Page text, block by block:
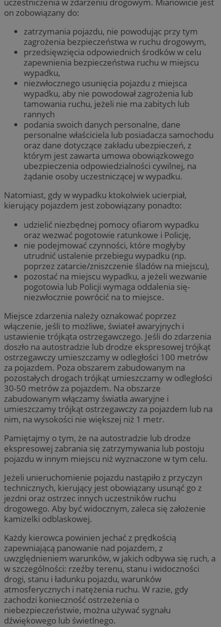
uczestniczenia w zdarzeniu drogowym. Mianowicie jest
on zobowiązany do:
zatrzymania pojazdu, nie powodując przy tym
zagrożenia bezpieczeństwa w ruchu drogowym,
przedsięwzięcia odpowiednich środków w celu
zapewnienia bezpieczeństwa ruchu w miejscu
wypadku,
niezwłocznego usunięcia pojazdu z miejsca
wypadku, aby nie powodował zagrożenia lub
tamowania ruchu, jeżeli nie ma zabitych lub
rannych
podania swoich danych personalne, dane
personalne właściciela lub posiadacza samochodu
oraz dane dotyczące zakładu ubezpieczeń, z
którym jest zawarta umowa obowiązkowego
ubezpieczenia odpowiedzialności cywilnej, na
żądanie osoby uczestniczącej w wypadku.
Natomiast, gdy w wypadku ktokolwiek ucierpiał,
kierujący pojazdem jest zobowiązany ponadto:
udzielić niezbędnej pomocy ofiarom wypadku
oraz wezwać pogotowie ratunkowe i Policję,
nie podejmować czynności, które mogłyby
utrudnić ustalenie przebiegu wypadku (np.
poprzez zatarcie/zniszczenie śladów na miejscu),
pozostać na miejscu wypadku, a jeżeli wezwanie
pogotowia lub Policji wymaga oddalenia się-
niezwłocznie powrócić na to miejsce.
Miejsce zdarzenia należy oznakować poprzez
włączenie, jeśli to możliwe, świateł awaryjnych i
ustawienie trójkąta ostrzegawczego. Jeśli do zdarzenia
doszło na autostradzie lub drodze ekspresowej trójkąt
ostrzegawczy umieszczamy w odległości 100 metrów
za pojazdem. Poza obszarem zabudowanym na
pozostałych drogach trójkąt umieszczamy w odległości
30-50 metrów za pojazdem. Na obszarze
zabudowanym włączamy światła awaryjne i
umieszczamy trójkąt ostrzegawczy za pojazdem lub na
nim, na wysokości nie większej niż 1 metr.
Pamiętajmy o tym, że na autostradzie lub drodze
ekspresowej zabrania się zatrzymywania lub postoju
pojazdu w innym miejscu niż wyznaczone w tym celu.
Jeżeli unieruchomienie pojazdu nastąpiło z przyczyn
technicznych, kierujący jest obowiązany usunąć go z
jezdni oraz ostrzec innych uczestników ruchu
drogowego. Aby być widocznym, zaleca się założenie
kamizelki odblaskowej.
Każdy kierowca powinien jechać z prędkością
zapewniającą panowanie nad pojazdem, z
uwzględnieniem warunków, w jakich odbywa się ruch, a
w szczególności: rzeźby terenu, stanu i widoczności
drogi, stanu i ładunku pojazdu, warunków
atmosferycznych i natężenia ruchu. W razie, gdy
zachodzi konieczność ostrzeżenia o
niebezpieczeństwie, można używać sygnału
dźwiękowego lub świetlnego.